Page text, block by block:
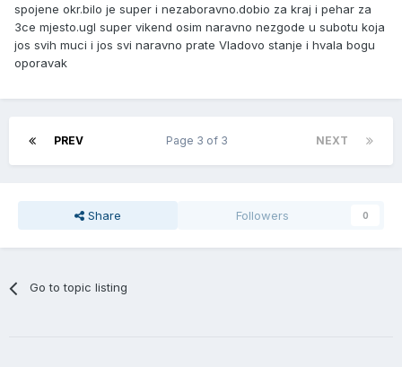
spojene okr.bilo je super i nezaboravno.dobio za kraj i pehar za
3ce mjesto.ugl super vikend osim naravno nezgode u subotu koja
jos svih muci i jos svi naravno prate Vladovo stanje i hvala bogu
oporavak
PREV NEXT
Page 3 of 3
Share Followers 0
Go to topic listing